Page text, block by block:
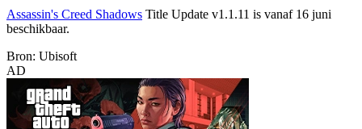
Assassin's Creed Shadows Title Update v1.1.11 is vanaf 16 juni
beschikbaar.
Bron: Ubisoft
AD